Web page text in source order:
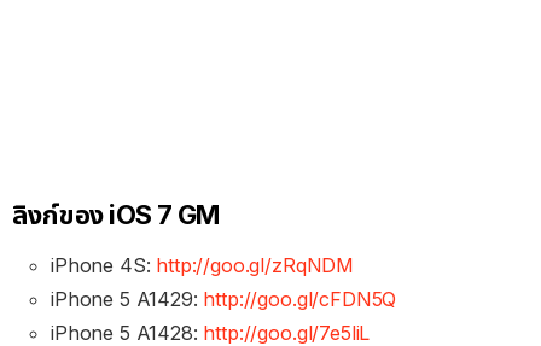
ลิงก์ของ iOS 7 GM
iPhone 4S: http://goo.gl/zRqNDM
iPhone 5 A1429: http://goo.gl/cFDN5Q
iPhone 5 A1428: http://goo.gl/7e5liL